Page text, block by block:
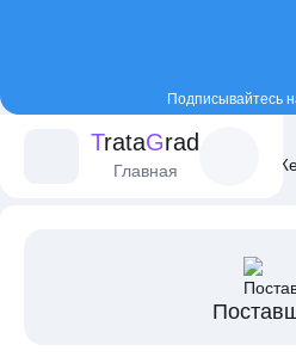
Подписывайтесь
TrataGrad
Главная
Постащики